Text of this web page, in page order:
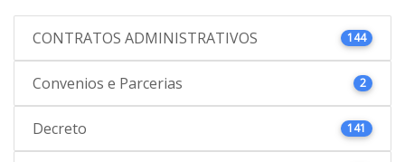
CONTRATOS ADMINISTRATIVOS 144
Convenios e Parcerias 2
Decreto 141